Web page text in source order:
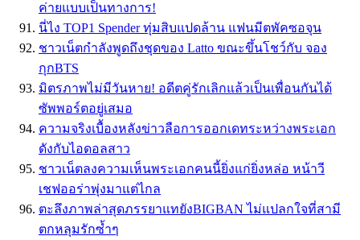
ค่ายแบบเป็นทางการ!
นี่ไง TOP1 Spender ทุ่มสิบแปดล้าน แฟนมีตพัคซอจุน
ชาวเน็ตกำลังพูดถึงชุดของ Latto ขณะขึ้นโชว์กับ จอง
กุกBTS
มิตรภาพไม่มีวันหาย! อดีตคู่รักเลิกแล้วเป็นเพื่อนกันได้
ซัพพอร์ตอยู่เสมอ
ความจริงเบื้องหลังข่าวลือการออกเดทระหว่างพระเอก
ดังกับไอดอลสาว
ชาวเน็ตลงความเห็นพระเอกคนนี้ยิ่งแก่ยิ่งหล่อ หน้าวี
เชฟออร่าพุ่งมาแต่ไกล
ตะลึงภาพล่าสุดภรรยาแทยังBIGBAN ไม่แปลกใจที่สามี
ตกหลุมรักซ้ำๆ